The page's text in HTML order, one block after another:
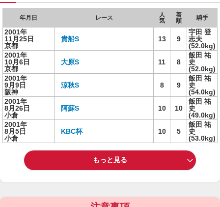
年月日 レース
人
気
着
順
騎手
2001年
11月25日
京都
貴船S 13 9
宇田 登
志夫
(52.0kg)
2001年
10月6日
京都
大原S 11 8
飯田 祐
史
(52.0kg)
2001年
9月9日
阪神
涼秋S 8 9
飯田 祐
史
(54.0kg)
2001年
8月26日
小倉
阿蘇S 10 10
飯田 祐
史
(49.0kg)
2001年
8月5日
小倉
KBC杯 10 5
飯田 祐
史
(53.0kg)
もっと見る